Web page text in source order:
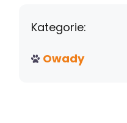
Kategorie:
Owady